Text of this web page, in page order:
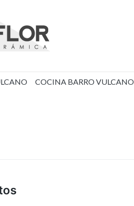
COCINA BARRO VULCANO